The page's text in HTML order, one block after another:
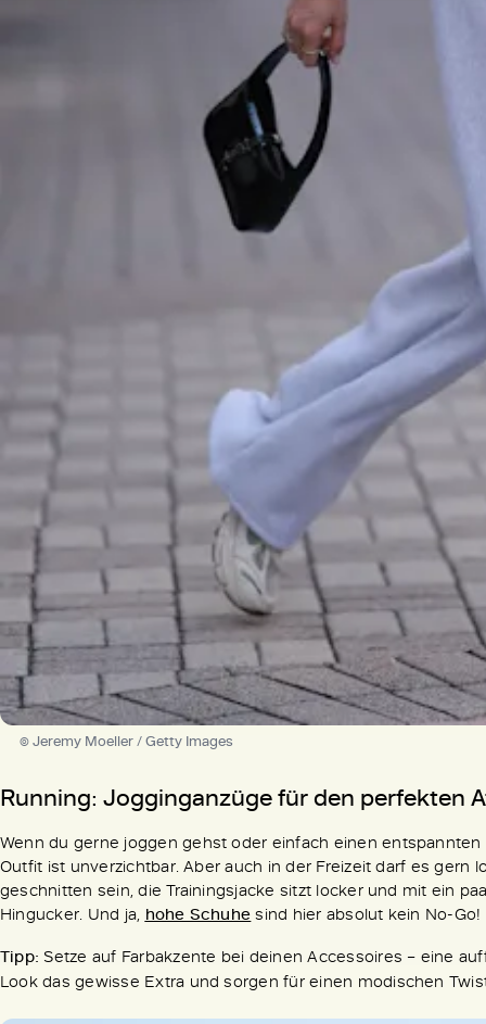
© Jeremy Moeller / Getty Images
Running: Jogginganzüge für den perfekten
Wenn du gerne joggen gehst oder einfach einen
Outfit ist unverzichtbar. Aber auch in der Freizeit darf es
geschnitten sein, die Trainingsjacke sitzt locker und mit ein
Hingucker. Und ja, hohe Schuhe sind hier absolut kein No-Go!
Tipp: Setze auf Farbakzente bei deinen Accessoires – eine
Look das gewisse Extra und sorgen für einen modischen